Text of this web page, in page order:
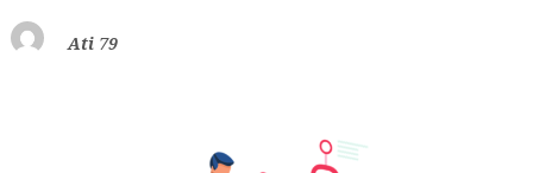
Ati 79